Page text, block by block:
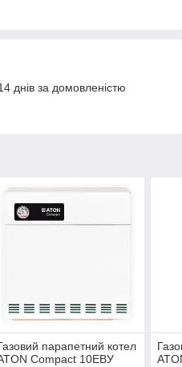
днів за домовленістю
парапетний котел
Compact 10ЕВУ